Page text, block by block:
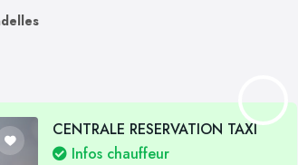
CENTRALE RESERVATION TAXI
Infos chauffeur